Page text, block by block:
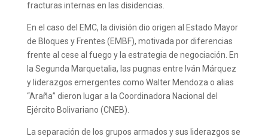
fracturas internas en las disidencias.
En el caso del EMC, la división dio origen al Estado Mayor
de Bloques y Frentes (EMBF), motivada por diferencias
frente al cese al fuego y la estrategia de negociación. En
la Segunda Marquetalia, las pugnas entre Iván Márquez
y liderazgos emergentes como Walter Mendoza o alias
“Araña” dieron lugar a la Coordinadora Nacional del
Ejército Bolivariano (CNEB).
La separación de los grupos armados y sus liderazgos se